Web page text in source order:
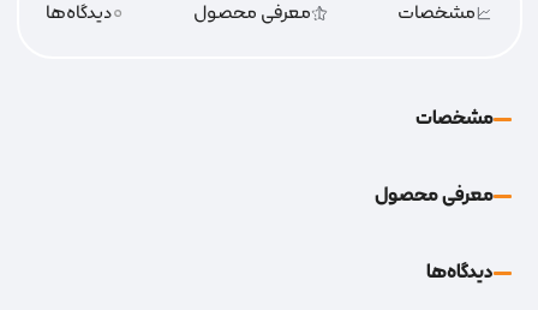
مشخصات معرفی محصول 0دیدگاه‌‌ها
مشخصات
معرفی محصول
دیدگاه‌‌ها